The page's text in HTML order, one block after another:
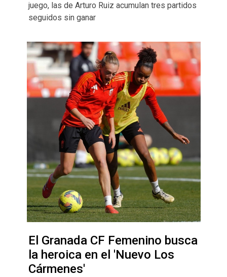
juego, las de Arturo Ruiz acumulan tres partidos
seguidos sin ganar
El Granada CF Femenino busca
la heroica en el 'Nuevo Los
Cármenes'